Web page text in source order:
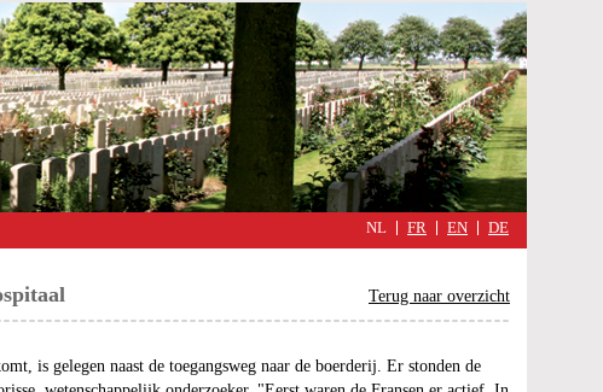
military
cimmetary,
Spiegel
van
alledaagse
oorlog
NL FR EN DE
Terug naar overzicht
is gelegen naast de toegangsweg naar de boerderij. Er stonden de